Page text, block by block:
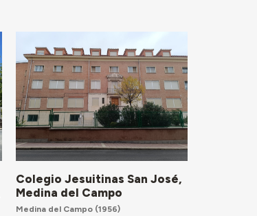
Colegio Jesuitinas San José,
Medina del Campo
Medina del Campo(1956)